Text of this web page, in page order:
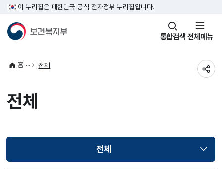
이 누리집은 대한민국 공식 전자정부 누리집입니다.
통합검색
창
열기 전체메뉴
홈 전체
전체
전체선택됨